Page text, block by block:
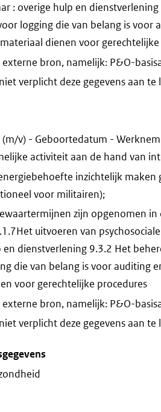
: overige hulp en
logging die van belang is
dienen voor
bron, namelijk: P&O-
verplicht deze gegevens aan te
(m/v) - Geboortedatum -
activiteit aan de hand van
inzichtelijk
voor militairen);
zijn opgenomen
uitvoeren van
en dienstverlening 9.3.2 Het
die van belang is voor auditing
voor gerechtelijke procedures
bron, namelijk: P&O-
verplicht deze gegevens aan te